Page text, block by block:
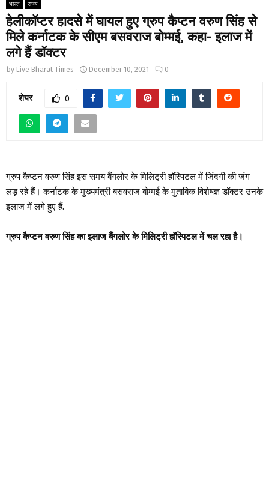
भारत राज्य
हेलीकॉप्टर हादसे में घायल हुए ग्रुप कैप्टन वरुण सिंह से
मिले कर्नाटक के सीएम बसवराज बोम्मई, कहा- इलाज में
लगे हैं डॉक्टर
by Live Bharat Times December 10, 2021 0
शेयर 0
ग्रुप कैप्टन वरुण सिंह इस समय बैंगलोर के मिलिट्री हॉस्पिटल में जिंदगी की जंग
लड़ रहे हैं। कर्नाटक के मुख्यमंत्री बसवराज बोम्मई के मुताबिक विशेषज्ञ डॉक्टर उनके
इलाज में लगे हुए हैं.
ग्रुप कैप्टन वरुण सिंह का इलाज बैंगलोर के मिलिट्री हॉस्पिटल में चल रहा है।